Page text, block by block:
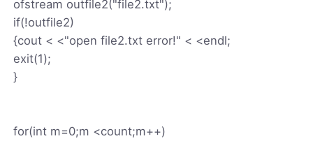
ofstream outfile2("file2.txt");
if(!outfile2)
{cout < <"open file2.txt error!" < <endl;
exit(1);
}
for(int m=0;m <count;m++)